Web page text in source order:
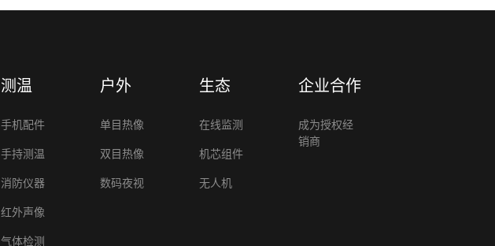
测温
手机配件
手持测温
消防仪器
红外声像
气体检测
户外
单目热像
双目热像
数码夜视
生态
在线监测
机芯组件
无人机
企业合作
成为授权经
销商